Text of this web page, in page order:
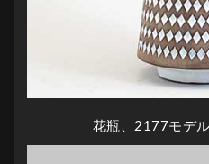
花瓶、2177モデ